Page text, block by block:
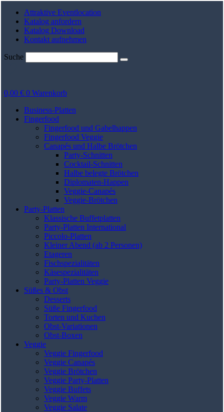
Zum
Inhalt
springen
Attraktive Eventlocation
Katalog anfordern
Katalog Download
Kontakt aufnehmen
Suche
0,00 € 0 Warenkorb
Business-Platten
Fingerfood
Fingerfood und Gabelhappen
Fingerfood Veggie
Canapés und Halbe Brötchen
Party-Schnitten
Cocktail-Schnitten
Halbe belegte Brötchen
Diplomaten-Happen
Veggie-Canapés
Veggie-Brötchen
Party-Platten
Klassische Buffetplatten
Party-Platten International
Piccolo-Platten
Kleiner Abend (ab 2 Personen)
Etageren
Fischspezialitäten
Käsespezialitäten
Party-Platten Veggie
Süßes & Obst
Desserts
Süße Fingerfood
Torten und Kuchen
Obst-Variationen
Obst-Boxen
Veggie
Veggie Fingerfood
Veggie Canapés
Veggie Brötchen
Veggie Party-Platten
Veggie Buffets
Veggie Warm
Veggie Salate